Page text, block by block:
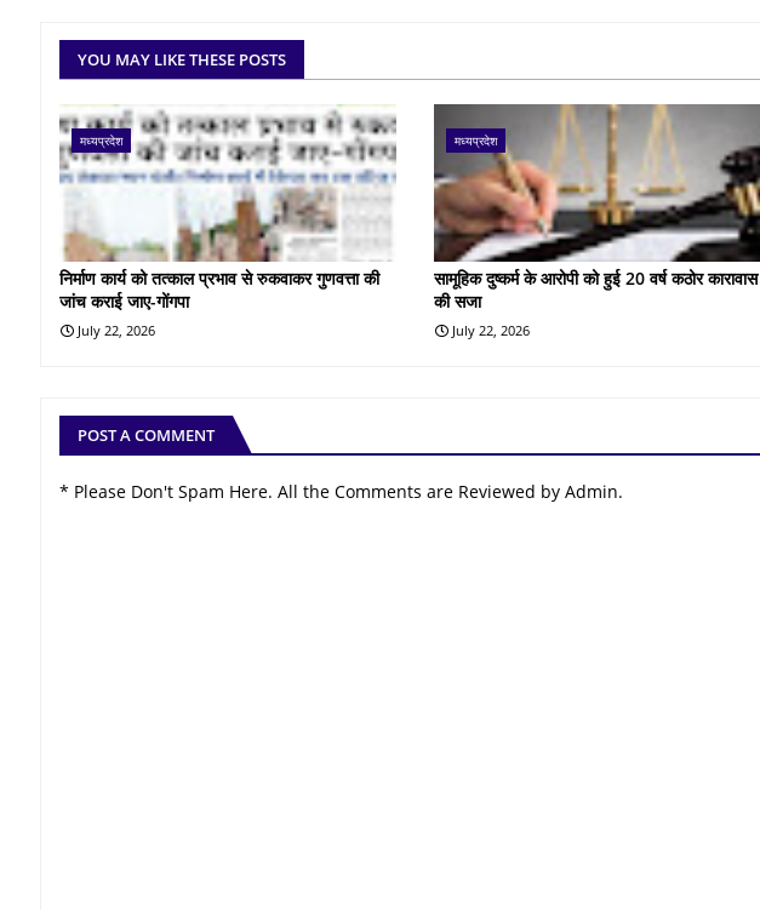
YOU MAY LIKE THESE POSTS
मध्यप्रदेश
निर्माण कार्य को तत्काल प्रभाव से रुकवाकर गुणवत्ता की
जांच कराई जाए-गोंगपा
July 22, 2026
मध्यप्रदेश
सामूहिक दुष्कर्म के आरोपी को हुई 20 वर्ष कठोर कारावास
की सजा
July 22, 2026
POST A COMMENT
* Please Don't Spam Here. All the Comments are Reviewed by Admin.